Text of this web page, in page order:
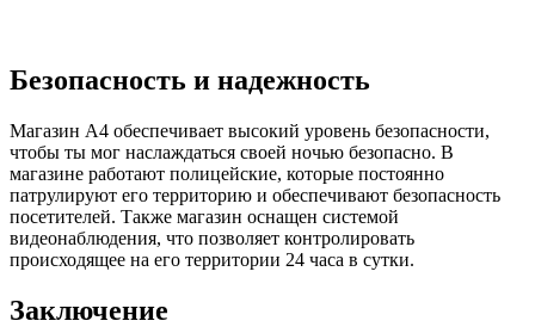
Безопасность и надежность
Магазин А4 обеспечивает высокий уровень безопасности,
чтобы ты мог наслаждаться своей ночью безопасно. В
магазине работают полицейские, которые постоянно
патрулируют его территорию и обеспечивают безопасность
посетителей. Также магазин оснащен системой
видеонаблюдения, что позволяет контролировать
происходящее на его территории 24 часа в сутки.
Заключение